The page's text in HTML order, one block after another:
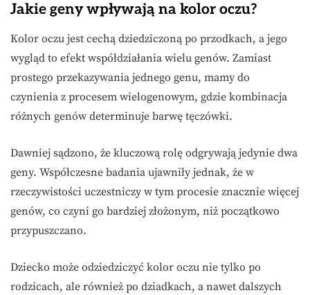
Jakie geny wpływają na kolor oczu?
Kolor oczu jest cechą dziedziczoną po przodkach, a jego
wygląd to efekt współdziałania wielu genów. Zamiast
prostego przekazywania jednego genu, mamy do
czynienia z procesem wielogenowym, gdzie kombinacja
różnych genów determinuje barwę tęczówki.
Dawniej sądzono, że kluczową rolę odgrywają jedynie dwa
geny. Współczesne badania ujawniły jednak, że w
rzeczywistości uczestniczy w tym procesie znacznie więcej
genów, co czyni go bardziej złożonym, niż początkowo
przypuszczano.
Dziecko może odziedziczyć kolor oczu nie tylko po
rodzicach, ale również po dziadkach, a nawet dalszych